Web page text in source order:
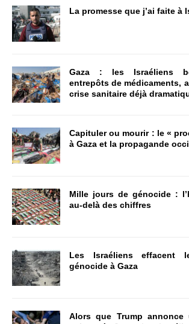
La promesse que j’ai faite à
Gaza : les Israéliens
entrepôts de médicaments,
crise sanitaire déjà
Capituler ou mourir : le «
à Gaza et la propagande
Mille jours de génocide :
au-delà des chiffres
Les Israéliens effacent
génocide à Gaza
Alors que Trump